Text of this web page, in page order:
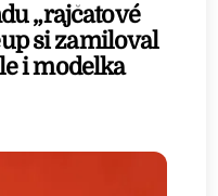
„rajčatové
si zamiloval
i modelka